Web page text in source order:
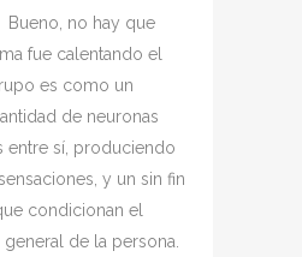
Bueno, no hay que
fue calentando el
es como un
de neuronas
entre sí, produciendo
y un sin fin
condicionan el
de la persona.